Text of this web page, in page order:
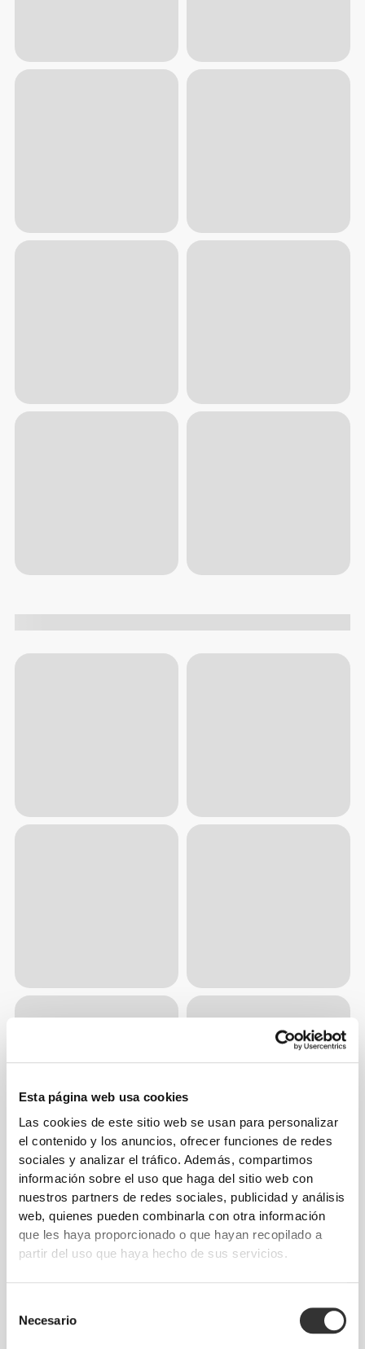
Esta página web usa cookies
Las cookies de este sitio web se usan para personalizar
el contenido y los anuncios, ofrecer funciones de redes
sociales y analizar el tráfico. Además, compartimos
información sobre el uso que haga del sitio web con
nuestros partners de redes sociales, publicidad y análisis
web, quienes pueden combinarla con otra información
que les haya proporcionado o que hayan recopilado a
partir del uso que haya hecho de sus servicios.
Necesario